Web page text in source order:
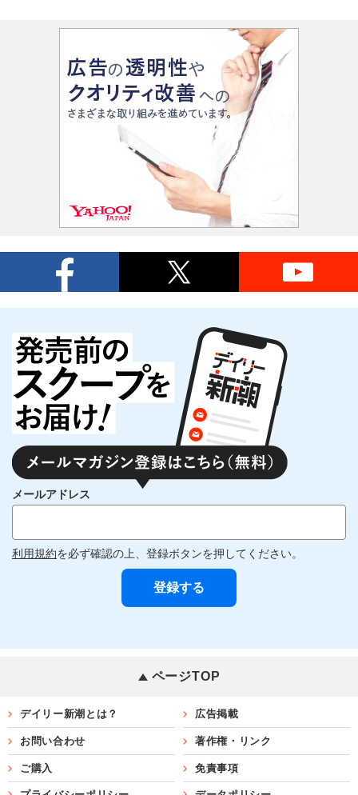
メールアドレス
利用規約を必ず確認の上、登録ボタンを押してください。
ページTOP
デイリー新潮とは？ 広告掲載
お問い合わせ 著作権・リンク
ご購入 免責事項